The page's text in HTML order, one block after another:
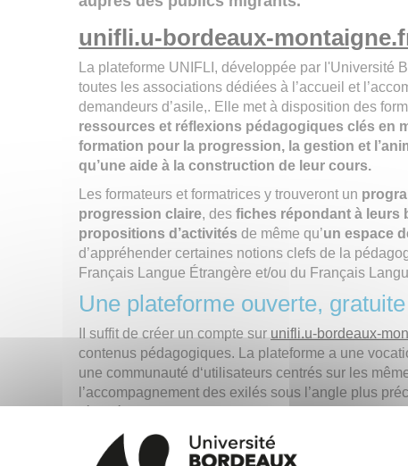
unifli.u-bordeaux-
La plateforme UNIFLI, développée par l'Université
toutes les associations dédiées à l’accueil et
demandeurs d’asile,. Elle met à disposition des
ressources et réflexions pédagogiques clés en
formation pour la progression, la gestion et
qu’une aide à la construction de leur cours.
Les formateurs et formatrices y trouveront un
progression claire, des fiches répondant à leurs
propositions d’activités de même qu’un espace
d’appréhender certaines notions clefs de la
Français Langue Étrangère et/ou du Français
Une plateforme ouverte,
II suffit de créer un compte sur unifli.u-bordeaux-
contenus pédagogiques. La plateforme a une
une communauté d‘utilisateurs centrés sur les
l’accompagnement des exilés sous l’angle plus
À terme, elle donnera également accès à des
discussions modérés.